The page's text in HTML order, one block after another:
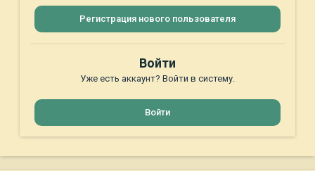
Регистрация нового пользователя
Войти
Уже есть аккаунт? Войти в систему.
Войти